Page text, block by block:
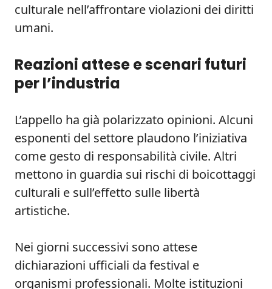
culturale nell’affrontare violazioni dei diritti
umani.
Reazioni attese e scenari futuri
per l’industria
L’appello ha già polarizzato opinioni. Alcuni
esponenti del settore plaudono l’iniziativa
come gesto di responsabilità civile. Altri
mettono in guardia sui rischi di boicottaggi
culturali e sull’effetto sulle libertà
artistiche.
Nei giorni successivi sono attese
dichiarazioni ufficiali da festival e
organismi professionali. Molte istituzioni